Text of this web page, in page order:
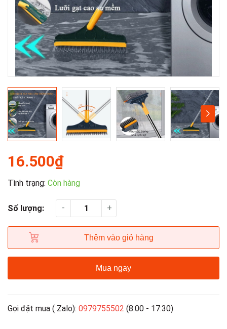
16.500₫
Tình trạng: Còn hàng
Số lượng: - +
Thêm vào giỏ hàng
Mua ngay
Gọi đặt mua ( Zalo): 0979755502 (8:00 - 17:30)